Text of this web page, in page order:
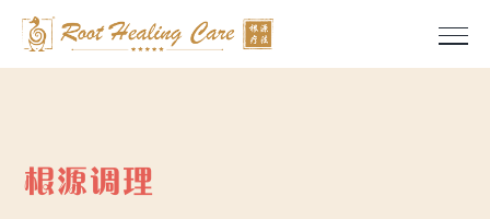
Skip
根源调理